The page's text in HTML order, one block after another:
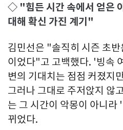
◇ "힘든 시간 속에서 얻은
대해 확신 가진 계기"
김민선은 "솔직히 시즌 초
이었다"고 고백했다. '빙속
변의 기대치는 점점 커졌지
그러나 그대로 주저앉지 않
는 그 시간이 악몽이 아니
뀌었다.